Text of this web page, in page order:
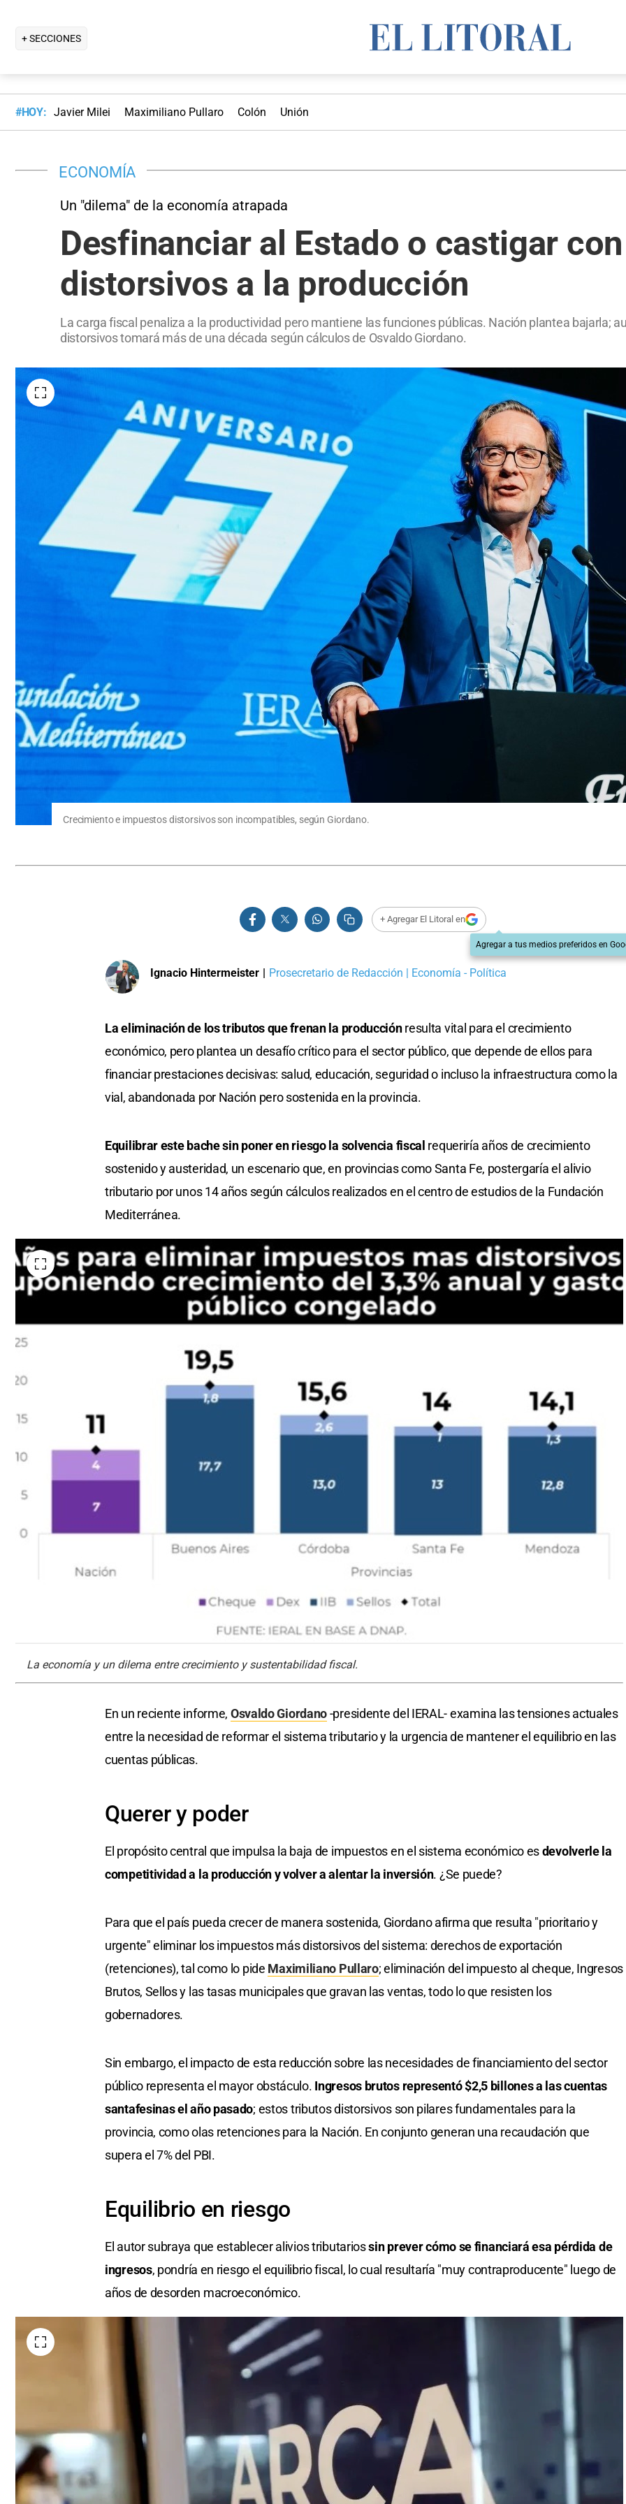
+ SECCIONES
#HOY: Javier Milei Maximiliano Pullaro Colón Unión
ECONOMÍA
Un "dilema" de la economía atrapada
Desfinanciar al Estado o castigar
distorsivos a la producción
La carga fiscal penaliza a la productividad pero mantiene las funciones públicas. Nación plantea bajarla;
distorsivos tomará más de una década según cálculos de Osvaldo Giordano.
Crecimiento e impuestos distorsivos son incompatibles, según Giordano.
+ Agregar El Litoral en
Agregar a tus medios preferidos en
Ignacio Hintermeister | Prosecretario de Redacción | Economía - Política
La eliminación de los tributos que frenan la producciónresulta vital para el crecimiento
económico, pero plantea un desafío crítico para el sector público, que depende de ellos para
financiar prestaciones decisivas: salud, educación, seguridad o incluso la infraestructura como la
vial, abandonada por Nación pero sostenida en la provincia.
Equilibrar este bache sin poner en riesgo la solvencia fiscal requeriría años de crecimiento
sostenido y austeridad, un escenario que, en provincias como Santa Fe, postergaría el alivio
tributario por unos 14 años según cálculos realizados en el centro de estudios de la Fundación
Mediterránea.
La economía y un dilema entre crecimiento y sustentabilidad fiscal.
En un reciente informe, Osvaldo Giordano-presidente del IERAL- examina las tensiones actuales
entre la necesidad de reformar el sistema tributario y la urgencia de mantener el equilibrio en las
cuentas públicas.
Querer y poder
El propósito central que impulsa la baja de impuestos en el sistema económico esdevolverle la
competitividad a la producción y volver a alentar la inversión. ¿Se puede?
Para que el país pueda crecer de manera sostenida, Giordano afirma que resulta "prioritario y
urgente" eliminar los impuestos más distorsivos del sistema: derechos de exportación
(retenciones), tal como lo pide Maximiliano Pullaro; eliminación del impuesto al cheque, Ingresos
Brutos, Sellos y las tasas municipales que gravan las ventas, todo lo que resisten los
gobernadores.
Sin embargo, el impacto de esta reducción sobre las necesidades de financiamiento del sector
público representa el mayor obstáculo. Ingresos brutos representó $2,5 billones a las cuentas
santafesinas el año pasado; estos tributos distorsivos son pilares fundamentales para la
provincia, como olas retenciones para la Nación. En conjunto generan una recaudación que
supera el 7% del PBI.
Equilibrio en riesgo
El autor subraya que establecer alivios tributariossin prever cómo se financiará esa pérdida de
ingresos, pondría en riesgo el equilibrio fiscal, lo cual resultaría "muy contraproducente" luego de
años de desorden macroeconómico.